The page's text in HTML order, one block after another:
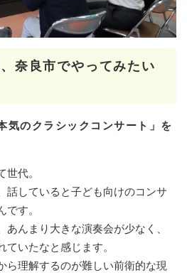
奈良市でやってみたい
気のクラシックコンサート」を
代。
話していると子ども向けのコンサ
す。
んまり大きな演奏会が少なく、
いたなと感じます。
ら理解するのが難しい前衛的な現